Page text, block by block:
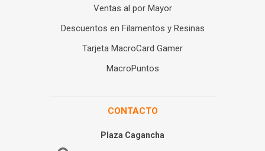
Ventas al por Mayor
Descuentos en Filamentos y Resinas
Tarjeta MacroCard Gamer
MacroPuntos
CONTACTO
Plaza Cagancha